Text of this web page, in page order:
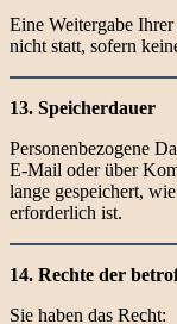
Eine Weitergabe
nicht statt, sofern
13. Speicherdauer
Personenbezogene
E-Mail oder über
lange gespeichert,
erforderlich ist.
14. Rechte der
Sie haben das Recht: